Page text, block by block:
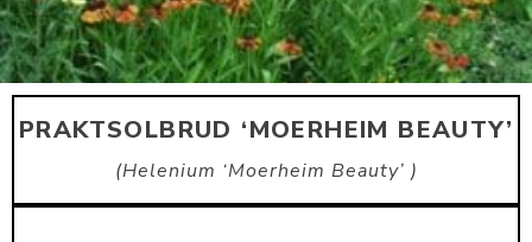
OM PLANTEPORTALEN
KONTAKT
PRAKTSOLBRUD ‘MOERHEIM BEAUTY’
Helenium ‘Moerheim Beauty’